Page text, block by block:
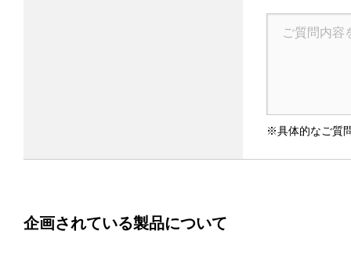
※具体的なご質
企画されている製品について